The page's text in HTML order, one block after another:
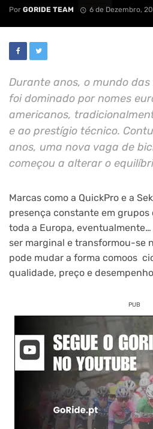
Por GORIDE TEAM 6 de Dezembro,
Durante anos, o mundo
foi dominado por nomes
americanos,
e ao prestígio técnico.
anos, uma nova vaga de
começou a alterar o
Marcas como a QuickPro e a
presença constante em grupos
toda a Europa,
ser marginal e transformou-se
pode mudar a forma comoos
qualidade, preço e
PUB